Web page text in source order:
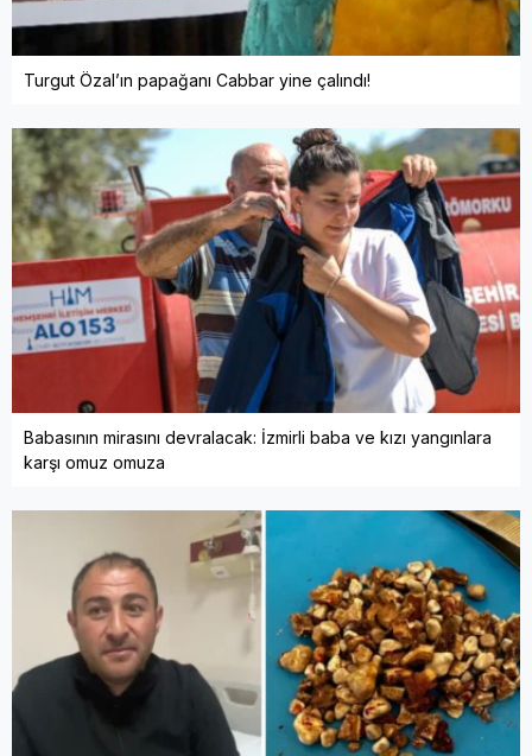
Turgut Özal’ın papağanı Cabbar yine çalındı!
Babasının mirasını devralacak: İzmirli baba ve kızı yangınlara
karşı omuz omuza